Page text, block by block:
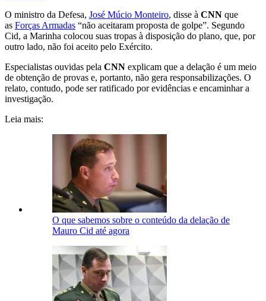
O ministro da Defesa, José Múcio Monteiro, disse à CNN que
as Forças Armadas “não aceitaram proposta de golpe”. Segundo
Cid, a Marinha colocou suas tropas à disposição do plano, que, por
outro lado, não foi aceito pelo Exército.
Especialistas ouvidas pela CNN explicam que a delação é um meio
de obtenção de provas e, portanto, não gera responsabilizações. O
relato, contudo, pode ser ratificado por evidências e encaminhar a
investigação.
Leia mais:
O que sabemos sobre o conteúdo da delação de
Mauro Cid até agora